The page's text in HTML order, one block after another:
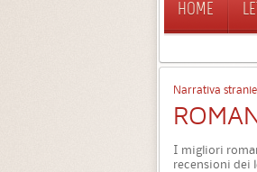
HOME
Narrativa
I migliori
recensioni dei